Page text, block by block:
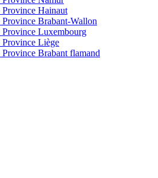
Province Hainaut
Brabant-Wallon
Province Luxembourg
Province Liège
Brabant flamand